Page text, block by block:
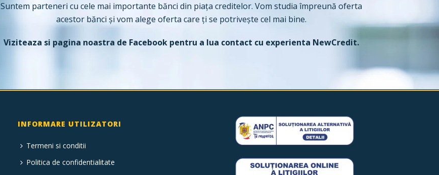
Suntem parteneri cu cele mai importante bănci din piața creditelor. Vom studia împreună oferta
acestor bănci și vom alege oferta care ți se potrivește cel mai bine.
Viziteaza si pagina noastra de Facebook pentru a lua contact cu experienta NewCredit.
INFORMARE UTILIZATORI
Termeni si conditii
Politica de confidentialitate